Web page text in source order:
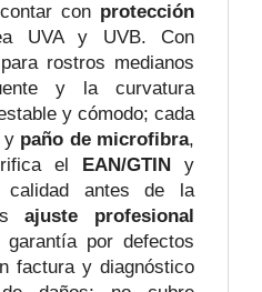
con protección
UVA y UVB. Con
rostros medianos
y la curvatura
y cómodo; cada
paño de microfibra,
el
EAN/GTIN
y
calidad antes de la
ajuste profesional
garantía por defectos
factura y diagnóstico